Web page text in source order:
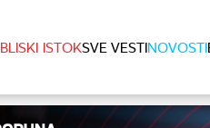
BLISKI ISTOKSVE VESTINOVOSTI